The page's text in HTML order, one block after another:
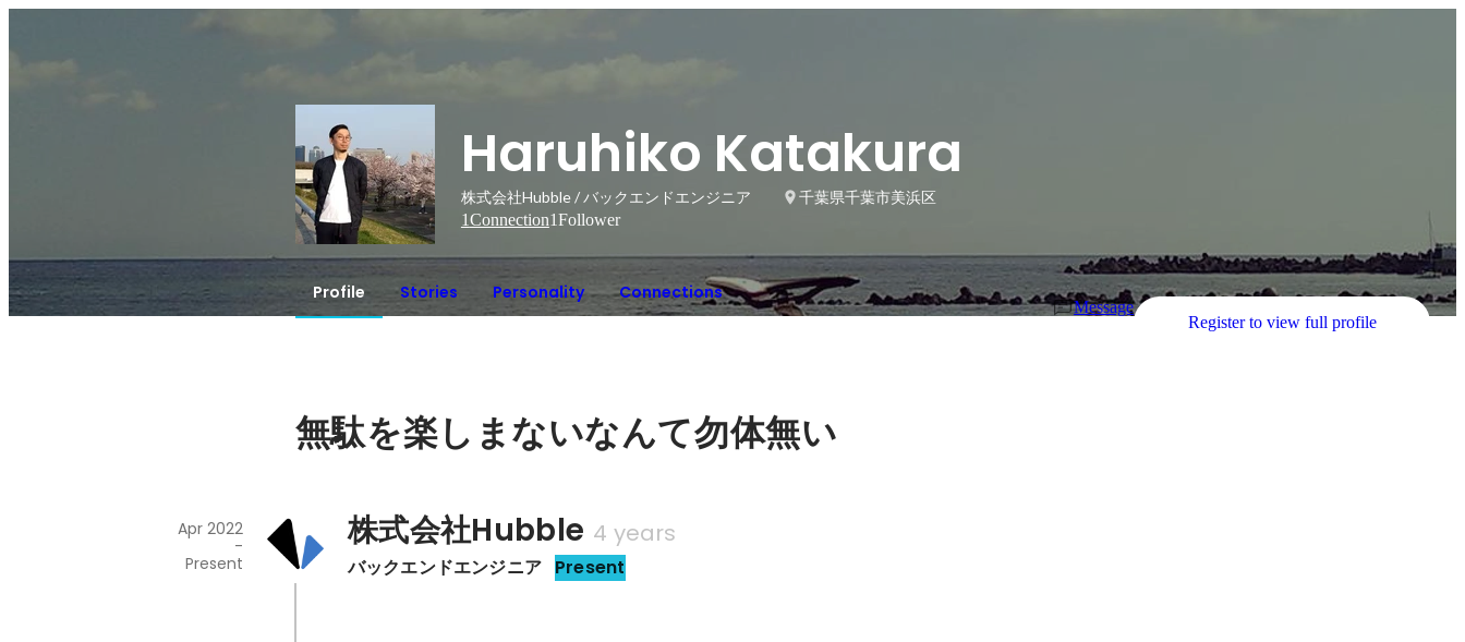
Haruhiko Katakura
株式会社Hubble / バックエンドエンジニア
千葉県千葉市美浜区
1Connection1Follower
Profile Stories Personality Connections
Message
Register to view full profile
無駄を楽しまないなんて勿体無い
株式会社Hubble 4 years
バックエンドエンジニア Present
Apr 2022
-
Present